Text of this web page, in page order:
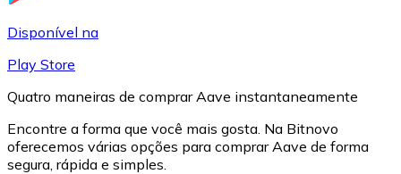
Disponível na
Play Store
Quatro maneiras de comprar Aave instantaneamente
Encontre a forma que você mais gosta. Na Bitnovo
oferecemos várias opções para comprar Aave de forma
segura, rápida e simples.